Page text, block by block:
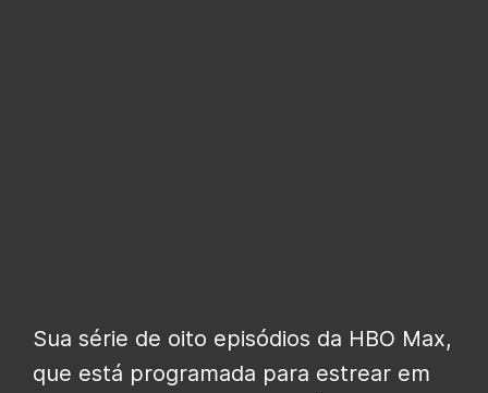
Sua série de oito episódios da HBO Max,
que está programada para estrear em